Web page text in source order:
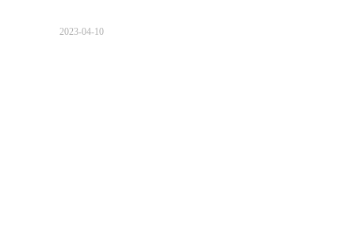
2023-04-10